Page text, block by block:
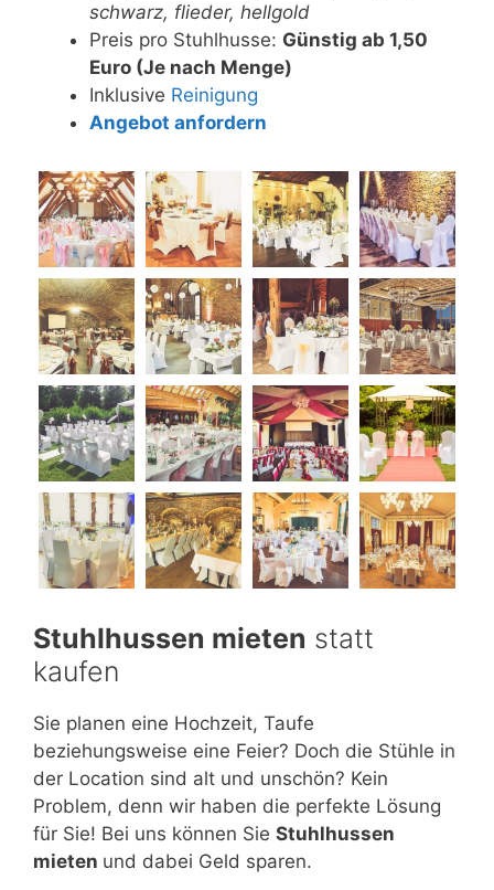
schwarz, flieder, hellgold
Preis pro Stuhlhusse: Günstig ab 1,50
Euro (Je nach Menge)
Inklusive Reinigung
Angebot anfordern
Stuhlhussen mieten statt
kaufen
Sie planen eine Hochzeit, Taufe
beziehungsweise eine Feier? Doch die Stühle in
der Location sind alt und unschön? Kein
Problem, denn wir haben die perfekte Lösung
für Sie! Bei uns können Sie Stuhlhussen
mieten und dabei Geld sparen.